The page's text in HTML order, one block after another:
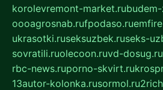
korolevremont-market.ru
oooagrosnab.rufpodaso.ru
ukrasotki.ruseksuzbek.ruseks-
sovratili.ruolecoon.ruvd-dosug.ru
rbc-news.ruporno-skvirt.ru
13autor-kolonka.rusormol.ru